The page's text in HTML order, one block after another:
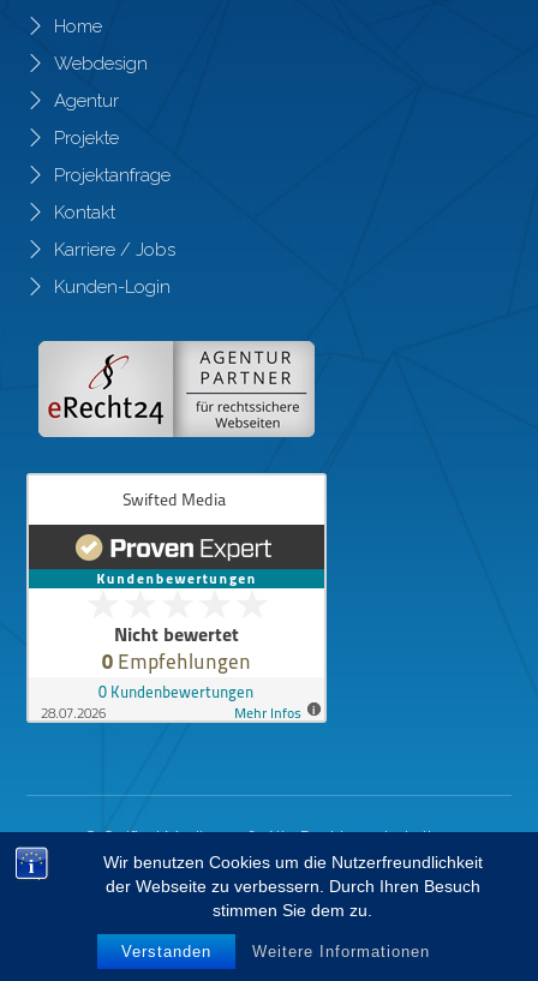
Wir benutzen Cookies um die Nutzerfreundlichkeit
der Webseite zu verbessern. Durch Ihren Besuch
stimmen Sie dem zu.
Verstanden Weitere Informationen
Home
Webdesign
Agentur
Projekte
Projektanfrage
Kontakt
Karriere / Jobs
Kunden-Login
© Swifted Media 2026. Alle Rechte vorbehalten.
Datenschutz
Impressum